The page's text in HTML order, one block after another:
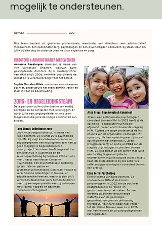
mogelijk te ondersteunen.